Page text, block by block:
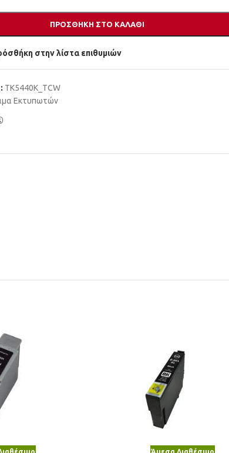
ΠΡΟΣΘΉΚΗ ΣΤΟ ΚΑΛΆΘΙ
στην λίστα επιθυμιών
TK5440K_TCW
Εκτυπωτών